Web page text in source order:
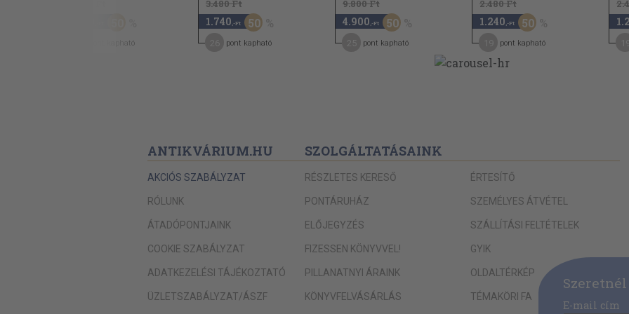
pont kapható
3.480 Ft
1.740 ,-Ft 50
pont kapható
9.800 Ft
4.900 ,-Ft 50
pont kapható
2.480 Ft
1.240 ,-Ft 50
pont kapható
ANTIKVÁRIUM.HU
AKCIÓS SZABÁLYZAT
RÓLUNK
ÁTADÓPONTJAINK
COOKIE SZABÁLYZAT
ADATKEZELÉSI TÁJÉKOZTATÓ
ÜZLETSZABÁLYZAT/ÁSZF
SZOLGÁLTATÁSAINK
RÉSZLETES KERESŐ
PONTÁRUHÁZ
ELŐJEGYZÉS
FIZESSEN KÖNYVVEL!
PILLANATNYI ÁRAINK
KÖNYVFELVÁSÁRLÁS
ÉRTESÍTŐ
SZEMÉLYES ÁTVÉTEL
SZÁLLÍTÁSI FELTÉTELEK
GYIK
OLDALTÉRKÉP
TÉMAKÖRI FA
E-mail cím